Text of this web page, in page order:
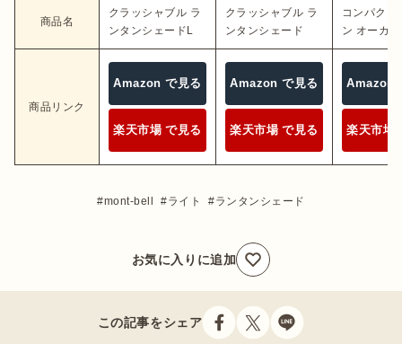
商品名
クラッシャブル ラ
ンタンシェードL
クラッシャブル ラ
ンタンシェード
コンパクト
ン オーカー
商品リンク
Amazon で見る
楽天市場 で見る
Amazon で見る
楽天市場 で見る
Amazon
楽天市場
mont-bell ライト ランタンシェード
お気に入りに追加
この記事をシェア